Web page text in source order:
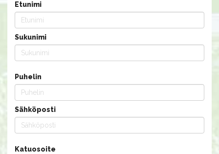
Etunimi
Sukunimi
Puhelin
Sähköposti
Katuosoite